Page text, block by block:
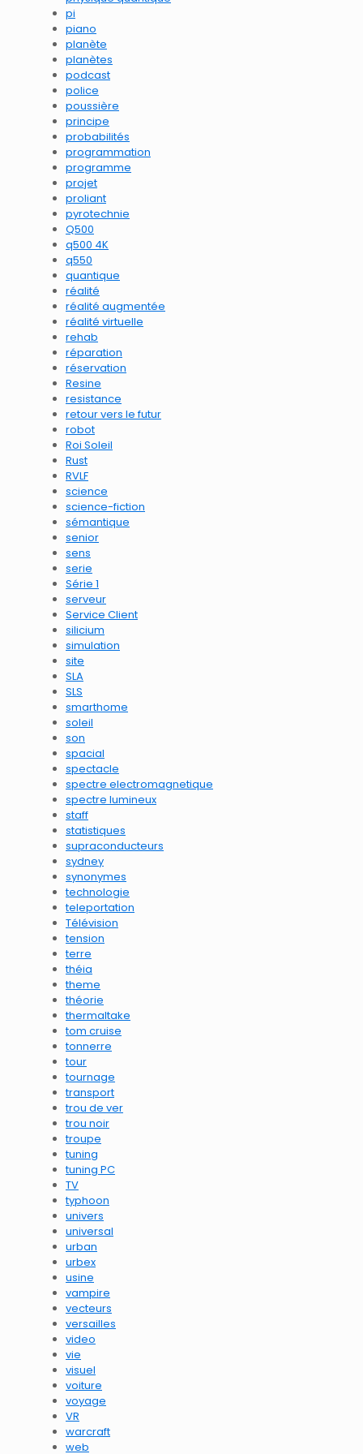
pi
piano
planète
planètes
podcast
police
poussière
principe
probabilités
programmation
programme
projet
proliant
pyrotechnie
Q500
q500 4K
q550
quantique
réalité
réalité augmentée
réalité virtuelle
rehab
réparation
réservation
Resine
resistance
retour vers le futur
robot
Roi Soleil
Rust
RVLF
science
science-fiction
sémantique
senior
sens
serie
Série 1
serveur
Service Client
silicium
simulation
site
SLA
SLS
smarthome
soleil
son
spacial
spectacle
spectre electromagnetique
spectre lumineux
staff
statistiques
supraconducteurs
sydney
synonymes
technologie
teleportation
Télévision
tension
terre
théia
theme
théorie
thermaltake
tom cruise
tonnerre
tour
tournage
transport
trou de ver
trou noir
troupe
tuning
tuning PC
TV
typhoon
univers
universal
urban
urbex
usine
vampire
vecteurs
versailles
video
vie
visuel
voiture
voyage
VR
warcraft
web